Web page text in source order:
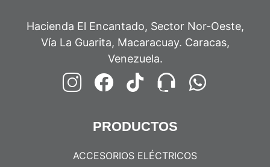
Hacienda El Encantado, Sector Nor-Oeste,
Vía La Guarita, Macaracuay. Caracas,
Venezuela.
PRODUCTOS
ACCESORIOS ELÉCTRICOS